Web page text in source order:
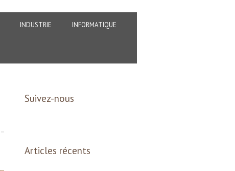
INDUSTRIE INFORMATIQUE
Suivez-nous
Articles récents